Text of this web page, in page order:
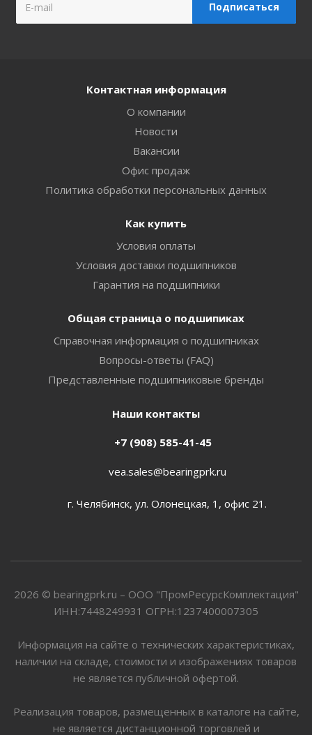
Контактная информация
О компании
Новости
Вакансии
Офис продаж
Политика обработки персональных данных
Как купить
Условия оплаты
Условия доставки подшипников
Гарантия на подшипники
Общая страница о подшипиках
Справочная информация о подшипниках
Вопросы-ответы (FAQ)
Представленные подшипниковые бренды
Наши контакты
+7 (908) 585-41-45
vea.sales@bearingprk.ru
г. Челябинск, ул. Олонецкая, 1, офис 21.
2026 © bearingprk.ru – ООО "ПромРесурсКомплектация"
ИНН:7448249931 ОГРН:1237400007305
Информация на сайте о технических характеристиках,
наличии на складе, стоимости и изображениях товаров
не является публичной офертой.
Реализация товаров, размещенных в каталоге на сайте,
не является дистанционной торговлей и